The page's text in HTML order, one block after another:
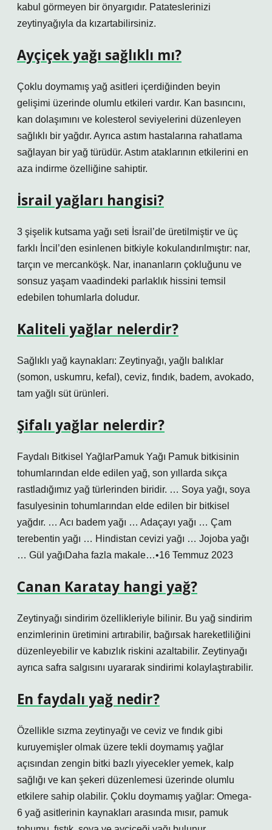
kabul görmeyen bir önyargıdır. Patateslerinizi
zeytinyağıyla da kızartabilirsiniz.
Ayçiçek yağı sağlıklı mı?
Çoklu doymamış yağ asitleri içerdiğinden beyin
gelişimi üzerinde olumlu etkileri vardır. Kan basıncını,
kan dolaşımını ve kolesterol seviyelerini düzenleyen
sağlıklı bir yağdır. Ayrıca astım hastalarına rahatlama
sağlayan bir yağ türüdür. Astım ataklarının etkilerini en
aza indirme özelliğine sahiptir.
İsrail yağları hangisi?
3 şişelik kutsama yağı seti İsrail’de üretilmiştir ve üç
farklı İncil’den esinlenen bitkiyle kokulandırılmıştır: nar,
tarçın ve mercanköşk. Nar, inananların çokluğunu ve
sonsuz yaşam vaadindeki parlaklık hissini temsil
edebilen tohumlarla doludur.
Kaliteli yağlar nelerdir?
Sağlıklı yağ kaynakları: Zeytinyağı, yağlı balıklar
(somon, uskumru, kefal), ceviz, fındık, badem, avokado,
tam yağlı süt ürünleri.
Şifalı yağlar nelerdir?
Faydalı Bitkisel YağlarPamuk Yağı Pamuk bitkisinin
tohumlarından elde edilen yağ, son yıllarda sıkça
rastladığımız yağ türlerinden biridir. … Soya yağı, soya
fasulyesinin tohumlarından elde edilen bir bitkisel
yağdır. … Acı badem yağı … Adaçayı yağı … Çam
terebentin yağı … Hindistan cevizi yağı … Jojoba yağı
… Gül yağıDaha fazla makale…•16 Temmuz 2023
Canan Karatay hangi yağ?
Zeytinyağı sindirim özellikleriyle bilinir. Bu yağ sindirim
enzimlerinin üretimini artırabilir, bağırsak hareketliliğini
düzenleyebilir ve kabızlık riskini azaltabilir. Zeytinyağı
ayrıca safra salgısını uyararak sindirimi kolaylaştırabilir.
En faydalı yağ nedir?
Özellikle sızma zeytinyağı ve ceviz ve fındık gibi
kuruyemişler olmak üzere tekli doymamış yağlar
açısından zengin bitki bazlı yiyecekler yemek, kalp
sağlığı ve kan şekeri düzenlemesi üzerinde olumlu
etkilere sahip olabilir. Çoklu doymamış yağlar: Omega-
6 yağ asitlerinin kaynakları arasında mısır, pamuk